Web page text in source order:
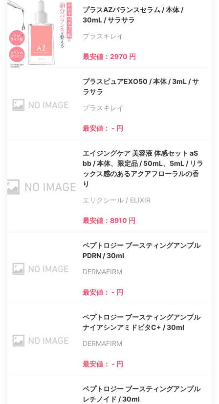
プラスAZバランスセラム / 本体 /
30mL / サラサラ
プラスキレイ
最安値：2970 円
プラスピュアEXO50 / 本体 / 3mL / サ
ラサラ
プラスキレイ
最安値： - 円
エイジングケア 美容液 体感セット aS
bb / 本体、限定品 / 50mL、5mL / リラ
ックス感のあるアクアフローラルの香
り
エリクシール / ELIXIR
最安値：8910 円
ペプトロジー ブースティングアンプル
PDRN / 30ml
DERMAFIRM
最安値： - 円
ペプトロジー ブースティングアンプル
ナイアシンアミドビタC+ / 30ml
DERMAFIRM
最安値： - 円
ペプトロジー ブースティングアンプル
レチノイド / 30ml